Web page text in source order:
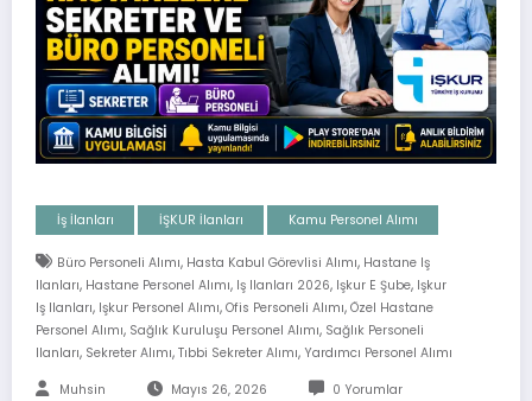
İş İlanları İŞKUR İlanları Kamu Personel Alımı
Büro Personeli Alımı, Hasta Kabul Görevlisi Alımı, Hastane Iş
Ilanları, Hastane Personel Alımı, Iş Ilanları 2026, Işkur E Şube, Işkur
Iş Ilanları, Işkur Personel Alımı, Ofis Personeli Alımı, Özel Hastane
Personel Alımı, Sağlık Kuruluşu Personel Alımı, Sağlık Personeli
Ilanları, Sekreter Alımı, Tıbbi Sekreter Alımı, Yardımcı Personel Alımı
Muhsin Mayıs 26, 2026 0 Yorumlar